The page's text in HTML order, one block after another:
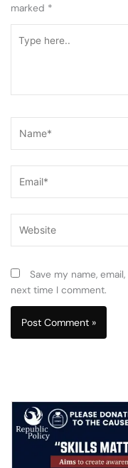
marked *
here..
Save my name,
next time I comment.